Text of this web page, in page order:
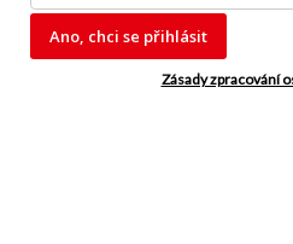
Copyright © 2019 -
Ano, chci se přihlásit
Zásady zpracování